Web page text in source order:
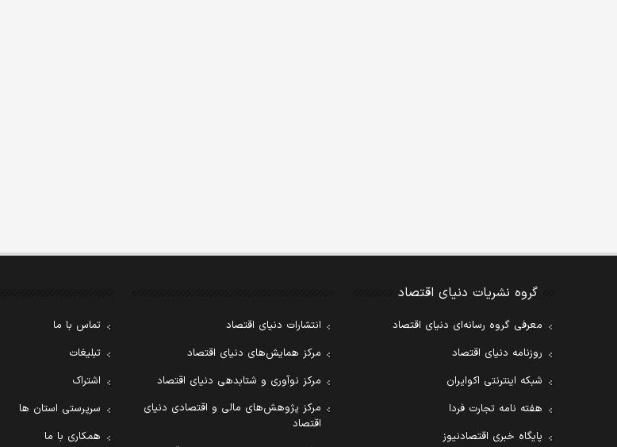
گروه نشریات دنیای اقتصاد
معرفی گروه رسانه‌ای دنیای اقتصاد
روزنامه دنیای اقتصاد
شبکه اینترنتی اکوایران
هفته نامه تجارت فردا
پایگاه خبری اقتصادنیوز
انتشارات دنیای اقتصاد
مرکز همایش‌های دنیای اقتصاد
مرکز نوآوری و شتابدهی دنیای اقتصاد
مرکز پژوهش‌های مالی و اقتصادی دنیای
اقتصاد
تماس با ما
تبلیغات
اشتراک
سرپرستی استان ها
همکاری با ما